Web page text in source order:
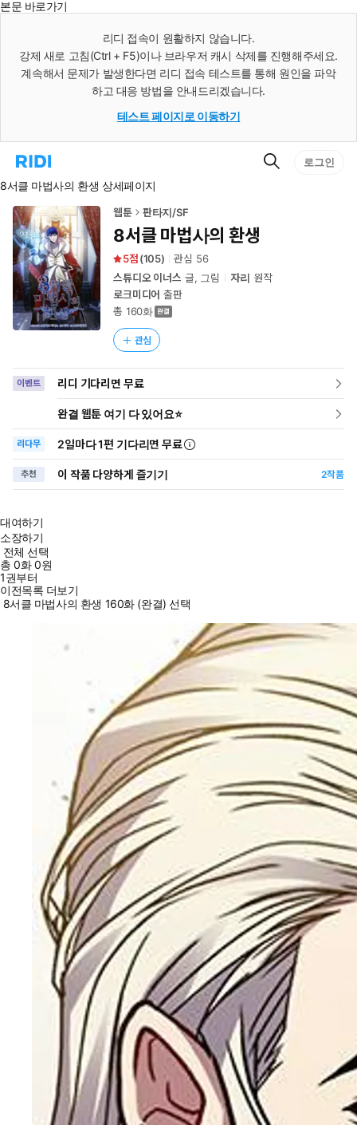
본문 바로가기
리디 접속이 원활하지 않습니다.
강제 새로 고침(Ctrl + F5)이나 브라우저 캐시 삭제를 진행해주세요.
계속해서 문제가 발생한다면 리디 접속 테스트를 통해 원인을 파악
하고 대응 방법을 안내드리겠습니다.
테스트 페이지로 이동하기
리
홈
로
이
동
검
로그인
8서클 마법사의 환생 상세페이지
웹툰 판타지/SF
8서클 마법사의 환생
5 (105) 관심 56
스튜디오 이너스 글, 그림 자리 원작
로크미디어 출판
총 160화
관심
이벤트 리디 기다리면 무료
완결 웹툰 여기 다 있어요⭐
리다무 2일마다1편 기다리면 무료
추천 이 작품 다양하게 즐기기 2작품
대여하기
소장하기
전체 선택
총0화0원
1권부터
이전목록 더보기
8서클 마법사의 환생 160화 (완결) 선택